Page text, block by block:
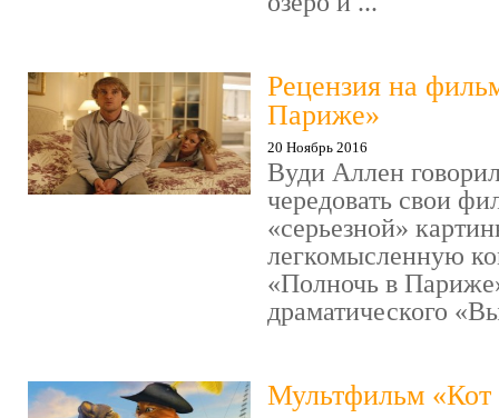
Рецензия на
Париже»
20 Ноябрь 2016
Вуди Аллен
чередовать свои
«серьезной»
легкомысленную
«Полночь в
драматического
Мультфильм «Кот